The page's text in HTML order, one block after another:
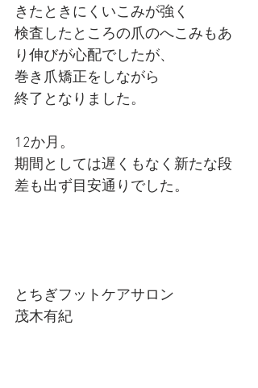
きたときにくいこみが強く
検査したところの爪のへこみもあ
り伸びが心配でしたが、
巻き爪矯正をしながら
終了となりました。
12か月。
期間としては遅くもなく新たな段
差も出ず目安通りでした。
とちぎフットケアサロン
茂木有紀